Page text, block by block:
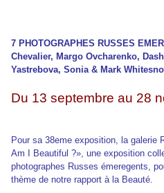
7 PHOTOGRAPHES RUSSES
Chevalier, Margo Ovcharenko,
Yastrebova, Sonia & Mark
Du 13 septembre au 28
Pour sa 38eme exposition, la galerie
Am I Beautiful ?», une exposition
photographes Russes émeregents,
thème de notre rapport à la Beauté.